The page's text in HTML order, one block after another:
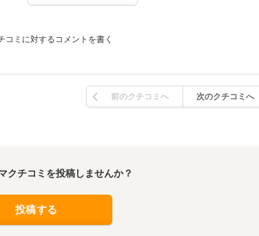
コミに対するコメントを書く
前のクチコミへ 次のクチコミへ
クチコミを投稿しませんか？
投稿する